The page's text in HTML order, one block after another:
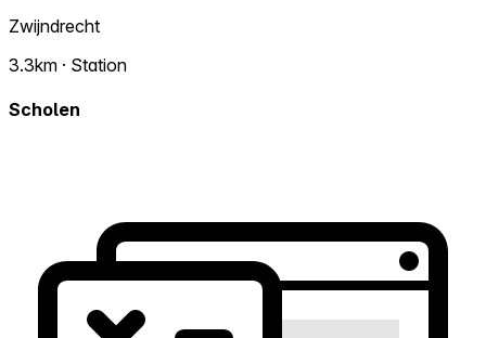
Zwijndrecht
3.3km · Station
Scholen